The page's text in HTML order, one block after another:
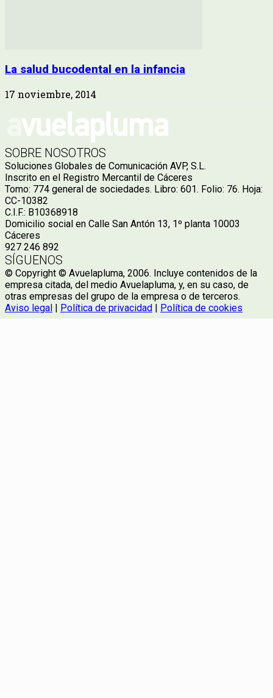
La salud bucodental en la infancia
17 noviembre, 2014
SOBRE NOSOTROS
Soluciones Globales de Comunicación AVP, S.L.
Inscrito en el Registro Mercantil de Cáceres
Tomo: 774 general de sociedades. Libro: 601. Folio: 76. Hoja:
CC-10382
C.I.F.: B10368918
Domicilio social en Calle San Antón 13, 1º planta 10003
Cáceres
927 246 892
SÍGUENOS
© Copyright © Avuelapluma, 2006. Incluye contenidos de la
empresa citada, del medio Avuelapluma, y, en su caso, de
otras empresas del grupo de la empresa o de terceros.
Aviso legal | Política de privacidad | Política de cookies